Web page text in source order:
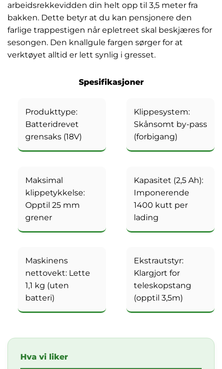
arbeidsrekkevidden din helt opp til 3,5 meter fra
bakken. Dette betyr at du kan pensjonere den
farlige trappestigen når epletreet skal beskjæres for
sesongen. Den knallgule fargen sørger for at
verktøyet alltid er lett synlig i gresset.
Spesifikasjoner
Produkttype:
Batteridrevet
grensaks (18V)
Klippesystem:
Skånsomt by-pass
(forbigang)
Maksimal
klippetykkelse:
Opptil 25 mm
grener
Kapasitet (2,5 Ah):
Imponerende
1400 kutt per
lading
Maskinens
nettovekt: Lette
1,1 kg (uten
batteri)
Ekstrautstyr:
Klargjort for
teleskopstang
(opptil 3,5m)
Hva vi liker